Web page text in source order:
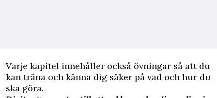
Varje kapitel innehåller också övningar så att du
kan träna och känna dig säker på vad och hur du
ska göra.